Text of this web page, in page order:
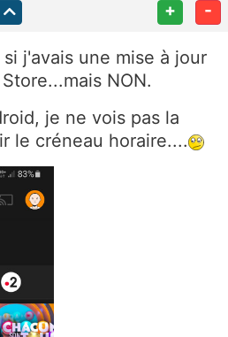
+ -
j'avais une mise à jour
NON.
je ne vois pas la
le créneau horaire....